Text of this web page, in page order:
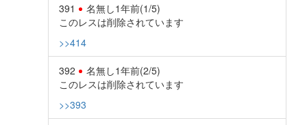
391 名無し1年前(1/5)
このレスは削除されています
>>414
392 名無し1年前(2/5)
このレスは削除されています
>>393